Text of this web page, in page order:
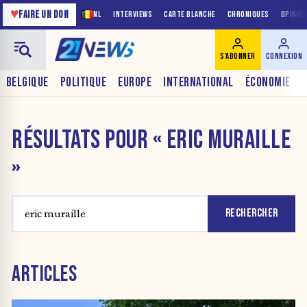
NL INTERVIEWS CARTE BLANCHE CHRONIQUES
♥FAIRE UN DON
BELGIQUE POLITIQUE EUROPE INTERNATIONAL ÉCONOMIE
S'ABONNER CONNEXION
RÉSULTATS POUR « ERIC MURAILLE
»
RECHERCHER
ARTICLES